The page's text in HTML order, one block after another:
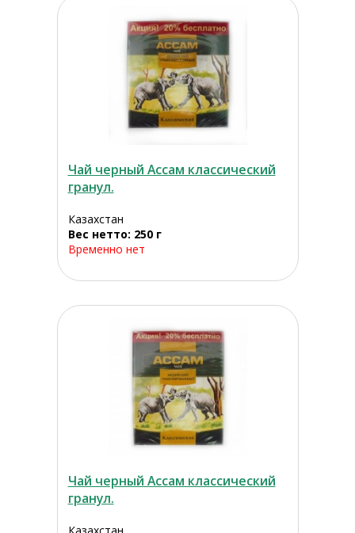
Чай черный Aссам классический
гранул.
Казахстан
Вес нетто: 250 г
Временно нет
Чай черный Ассам классический
гранул.